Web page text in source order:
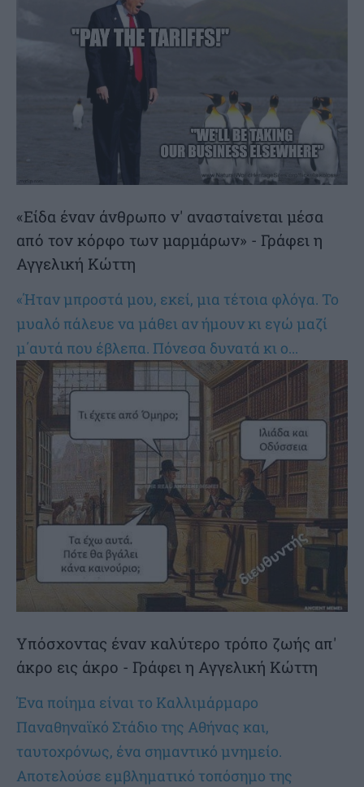
«Είδα έναν άνθρωπο ν' ανασταίνεται μέσα
από τον κόρφο των μαρμάρων» - Γράφει η
Αγγελική Κώττη
«Ήταν μπροστά μου, εκεί, μια τέτοια φλόγα. Το
μυαλό πάλευε να μάθει αν ήμουν κι εγώ μαζί
μ΄αυτά που έβλεπα. Πόνεσα δυνατά κι ο...
Υπόσχοντας έναν καλύτερο τρόπο ζωής απ'
άκρο εις άκρο - Γράφει η Αγγελική Κώττη
Ένα ποίημα είναι το Καλλιμάρμαρο
Παναθηναϊκό Στάδιο της Αθήνας και,
ταυτοχρόνως, ένα σημαντικό μνημείο.
Αποτελούσε εμβληματικό τοπόσημο της